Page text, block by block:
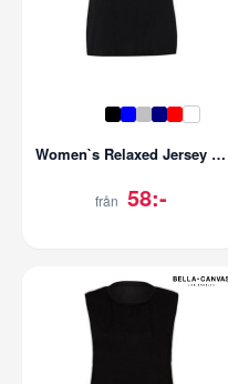
Women`s Relaxed Jersey Tank
från 58:-